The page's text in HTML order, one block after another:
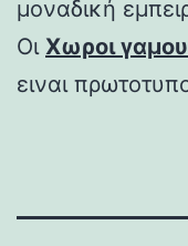
μοναδική
Οι Χωροι
ειναι